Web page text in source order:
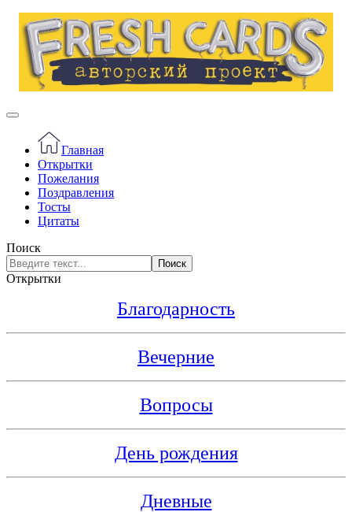
Главная
Открытки
Пожелания
Поздравления
Тосты
Цитаты
Поиск
Поиск
Открытки
Благодарность
Вечерние
Вопросы
День рождения
Дневные